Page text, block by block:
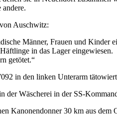
Auschwitz:
Männer, Frauen und Kinder
in das Lager eingewiesen.
getötet.“
in den linken Unterarm
der Wäscherei in der SS-
Kanonendonner 30 km aus dem